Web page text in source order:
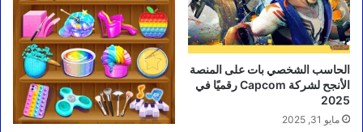
الحاسب الشخصي بات على المنصة
الأنجح لشركة Capcom رقميًا في
2025
مايو 31, 2025